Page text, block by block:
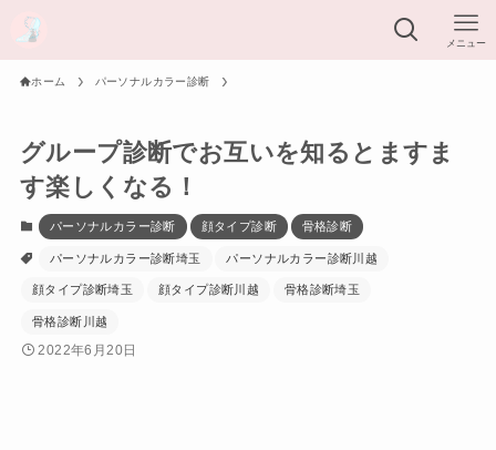
メニュー
ホーム パーソナルカラー診断
グループ診断でお互いを知るとますま
す楽しくなる！
パーソナルカラー診断 顔タイプ診断 骨格診断
パーソナルカラー診断埼玉 パーソナルカラー診断川越
顔タイプ診断埼玉 顔タイプ診断川越 骨格診断埼玉
骨格診断川越
2022年6月20日